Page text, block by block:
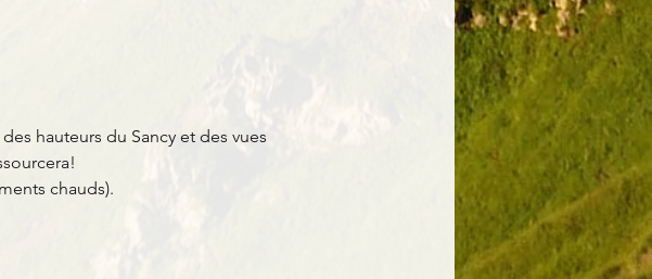
hauteurs du Sancy et des vues
chauds).